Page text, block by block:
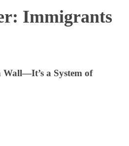
Immigrants
a System of